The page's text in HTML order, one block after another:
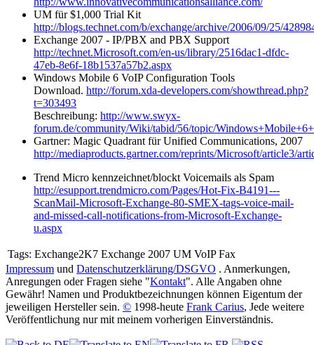
UM für $1,000 Trial Kit
http://blogs.technet.com/b/exchange/archive/2006/09/25/
Exchange 2007 - IP/PBX and PBX Support
http://technet.Microsoft.com/en-us/library/2516dac1-dfdc-
47eb-8e6f-18b1537a57b2.aspx
Windows Mobile 6 VoIP Configuration Tools
Download. http://forum.xda-developers.com/showthread.php?
t=303493
Beschreibung: http://www.swyx-
forum.de/community/Wiki/tabid/56/topic/
Gartner: Magic Quadrant für Unified Communications, 2007
http://mediaproducts.gartner.com/reprints/Microsoft/article3/
Trend Micro kennzeichnet/blockt Voicemails als Spam
http://esupport.trendmicro.com/Pages/Hot-Fix-B4191---
ScanMail-Microsoft-Exchange-80-SMEX-tags-voice-mail-
and-missed-call-notifications-from-Microsoft-Exchange-
u.aspx
Tags: Exchange2K7 Exchange 2007 UM VoIP Fax
Impressum und Datenschutzerklärung/DSGVO . Anmerkungen,
Anregungen oder Fragen siehe "Kontakt". Alle Angaben ohne
Gewähr! Namen und Produktbezeichnungen können Eigentum der
jeweiligen Hersteller sein. © 1998-heute Frank Carius, Jede weitere
Veröffentlichung nur mit meinem vorherigen Einverständnis.